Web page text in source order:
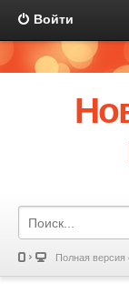
Войти
Полная версия